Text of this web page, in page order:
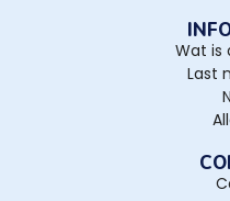
Wat is
Last